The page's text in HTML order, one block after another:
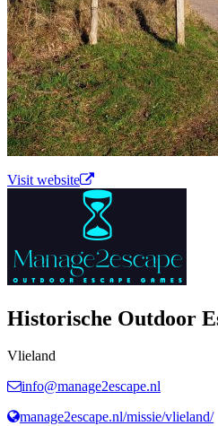
Visit website
Historische Outdoor
Vlieland
info@manage2escape.nl
manage2escape.nl/missie/vlieland/